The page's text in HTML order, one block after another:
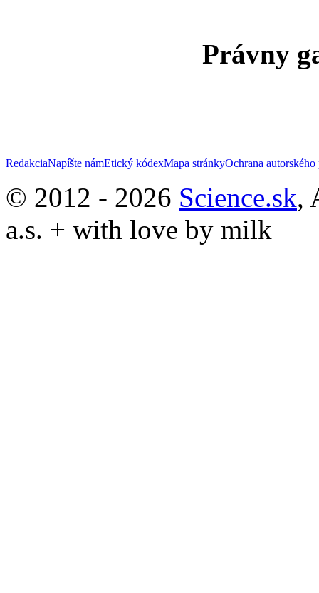
Právny
RedakciaNapíšte námEtický kódexMapa stránkyOchrana autorského
© 2012 - 2026 Science.sk,
a.s. + with love by milk